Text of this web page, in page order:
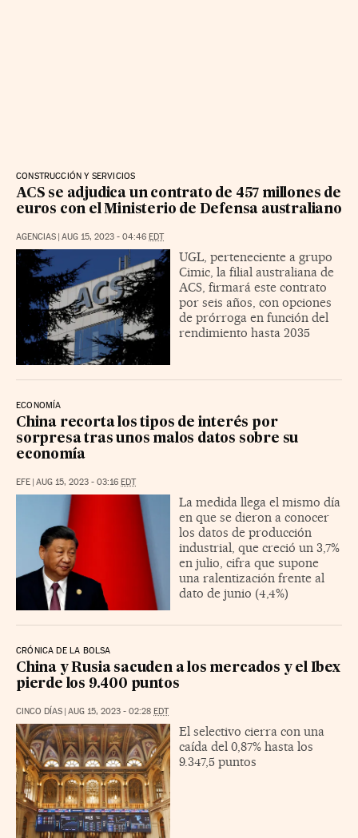
CONSTRUCCIÓN Y SERVICIOS
ACS se adjudica un contrato de 457 millones de
euros con el Ministerio de Defensa australiano
AGENCIAS | AUG 15, 2023 - 04:46 EDT
UGL, perteneciente a grupo
Cimic, la filial australiana de
ACS, firmará este contrato
por seis años, con opciones
de prórroga en función del
rendimiento hasta 2035
ECONOMÍA
China recorta los tipos de interés por
sorpresa tras unos malos datos sobre su
economía
EFE | AUG 15, 2023 - 03:16 EDT
La medida llega el mismo día
en que se dieron a conocer
los datos de producción
industrial, que creció un 3,7%
en julio, cifra que supone
una ralentización frente al
dato de junio (4,4%)
CRÓNICA DE LA BOLSA
China y Rusia sacuden a los mercados y el Ibex
pierde los 9.400 puntos
CINCO DÍAS | AUG 15, 2023 - 02:28 EDT
El selectivo cierra con una
caída del 0,87% hasta los
9.347,5 puntos